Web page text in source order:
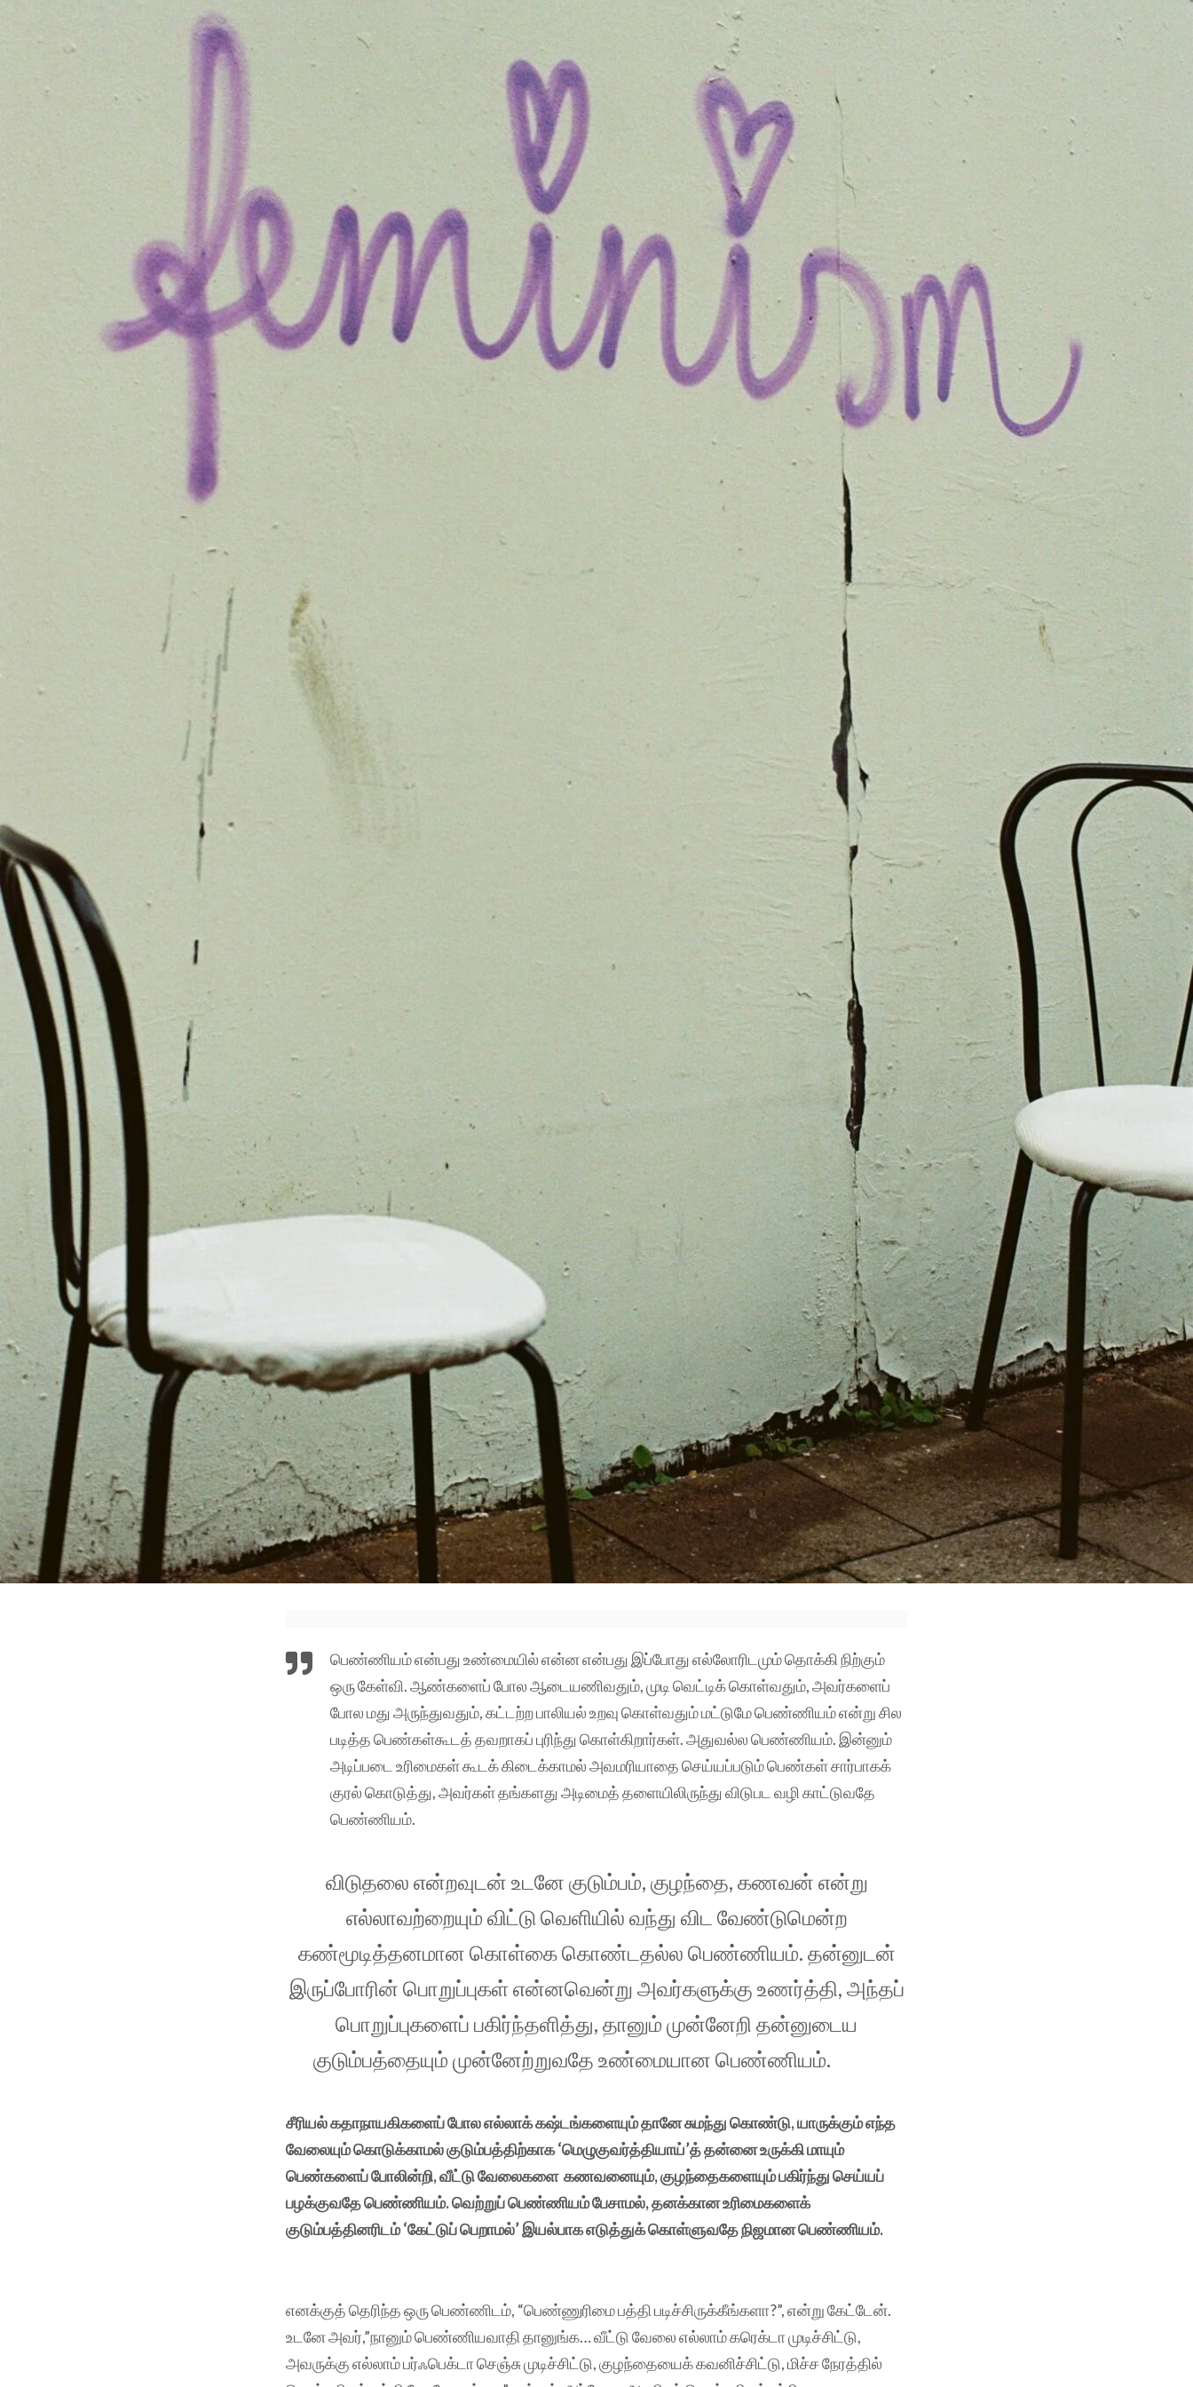
பெண்ணியம் என்பது உண்மையில் என்ன என்பது இப்போது எல்லோரிடமும் தொக்கி நிற்கும்
ஒரு கேள்வி. ஆண்களைப் போல ஆடையணிவதும், முடி வெட்டிக் கொள்வதும், அவர்களைப்
போல மது அருந்துவதும், கட்டற்ற பாலியல் உறவு கொள்வதும் மட்டுமே பெண்ணியம் என்று சில
படித்த பெண்கள்கூடத் தவறாகப் புரிந்து கொள்கிறார்கள். அதுவல்ல பெண்ணியம். இன்னும்
அடிப்படை உரிமைகள் கூடக் கிடைக்காமல் அவமரியாதை செய்யப்படும் பெண்கள் சார்பாகக்
குரல் கொடுத்து, அவர்கள் தங்களது அடிமைத் தளையிலிருந்து விடுபட வழி காட்டுவதே
பெண்ணியம்.
விடுதலை என்றவுடன் உடனே குடும்பம், குழந்தை, கணவன் என்று
எல்லாவற்றையும் விட்டு வெளியில் வந்து விட வேண்டுமென்ற
கண்மூடித்தனமான கொள்கை கொண்டதல்ல பெண்ணியம். தன்னுடன்
இருப்போரின் பொறுப்புகள் என்னவென்று அவர்களுக்கு உணர்த்தி, அந்தப்
பொறுப்புகளைப் பகிர்ந்தளித்து, தானும் முன்னேறி தன்னுடைய
குடும்பத்தையும் முன்னேற்றுவதே உண்மையான பெண்ணியம்.
சீரியல் கதாநாயகிகளைப் போல எல்லாக் கஷ்டங்களையும் தானே சுமந்து கொண்டு, யாருக்கும் எந்த
வேலையும் கொடுக்காமல் குடும்பத்திற்காக ‘மெழுகுவர்த்தியாய்’த் தன்னை உருக்கி மாயும்
பெண்களைப் போலின்றி, வீட்டு வேலைகளை கணவனையும், குழந்தைகளையும் பகிர்ந்து செய்யப்
பழக்குவதே பெண்ணியம். வெற்றுப் பெண்ணியம் பேசாமல், தனக்கான உரிமைகளைக்
குடும்பத்தினரிடம் ‘கேட்டுப் பெறாமல்’ இயல்பாக எடுத்துக் கொள்ளுவதே நிஜமான பெண்ணியம்.
எனக்குத் தெரிந்த ஒரு பெண்ணிடம், “பெண்ணுரிமை பத்தி படிச்சிருக்கீங்களா?”, என்று கேட்டேன்.
உடனே அவர்,”நானும் பெண்ணியவாதி தானுங்க… வீட்டு வேலை எல்லாம் கரெக்டா முடிச்சிட்டு,
அவருக்கு எல்லாம் பர்ஃபெக்டா செஞ்சு முடிச்சிட்டு, குழந்தையைக் கவனிச்சிட்டு, மிச்ச நேரத்தில்